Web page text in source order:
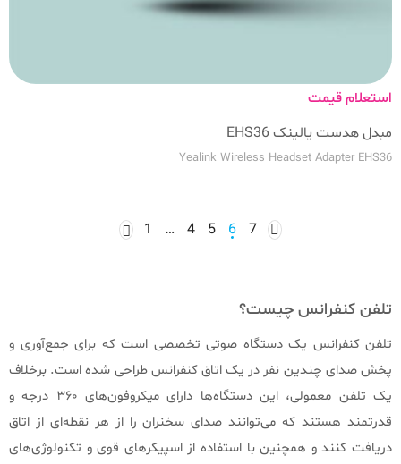
استعلام قیمت
مبدل هدست یالینک EHS36
Yealink Wireless Headset Adapter EHS36
1 … 4 5 6 7
تلفن کنفرانس چیست؟
تلفن کنفرانس یک دستگاه صوتی تخصصی است که برای جمع‌آوری و
پخش صدای چندین نفر در یک اتاق کنفرانس طراحی شده است. برخلاف
یک تلفن معمولی، این دستگاه‌ها دارای میکروفون‌های ۳۶۰ درجه و
قدرتمند هستند که می‌توانند صدای سخنران را از هر نقطه‌ای از اتاق
دریافت کنند و همچنین با استفاده از اسپیکرهای قوی و تکنولوژی‌های